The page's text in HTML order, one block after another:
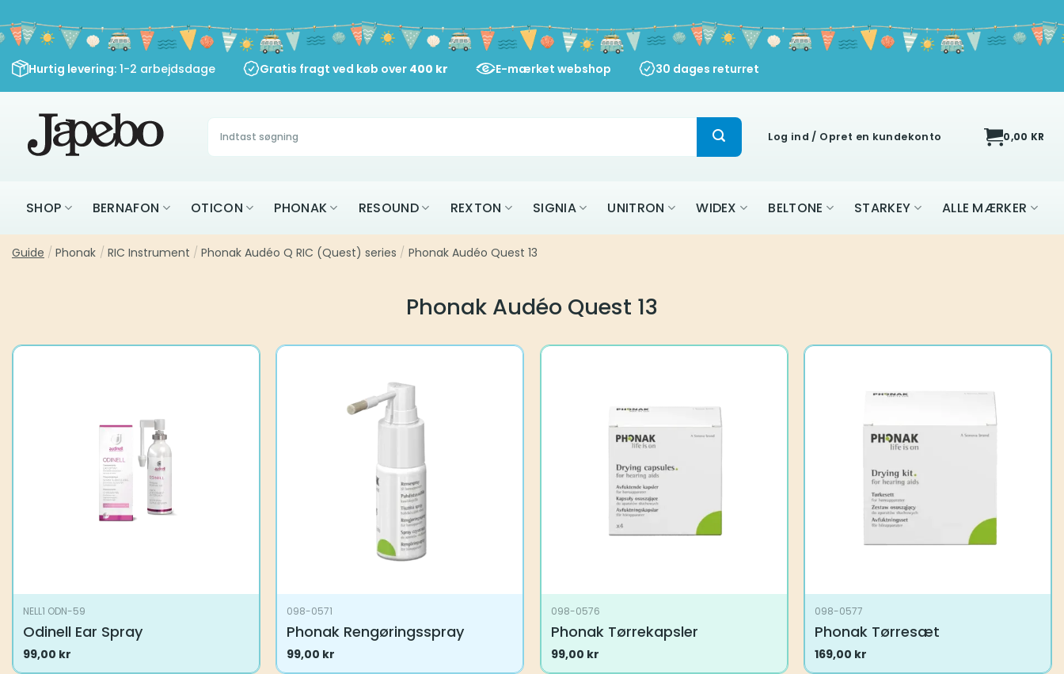
til
indhold
Hurtig levering: 1-2 arbejdsdage Gratis fragt ved køb over 400 kr E-mærket webshop 30 dages returret
Søg
efter:
Log ind / Opret en kundekonto 0,00 KR
SHOP BERNAFON OTICON PHONAK RESOUND REXTON SIGNIA UNITRON WIDEX BELTONE STARKEY ALLE MÆRKER
Guide / Phonak / RIC Instrument / Phonak Audéo Q RIC (Quest) series / Phonak Audéo Quest 13
Phonak Audéo Quest 13
NELL1 ODN-59
Odinell Ear Spray
99,00 kr
098-0571
Phonak Rengøringsspray
99,00 kr
098-0576
Phonak Tørrekapsler
99,00 kr
098-0577
Phonak Tørresæt
169,00 kr